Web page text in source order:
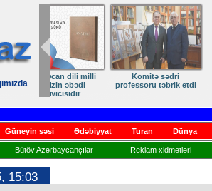
Zəfərdən Qayıdışa –
Həsrətin Sonu Yaxındır
ANA DİLİMİZ
Güneyin səsi Ədəbiyyat Turan Dünya
Bütöv Azərbaycançılar Reklam xidmətləri
15:03